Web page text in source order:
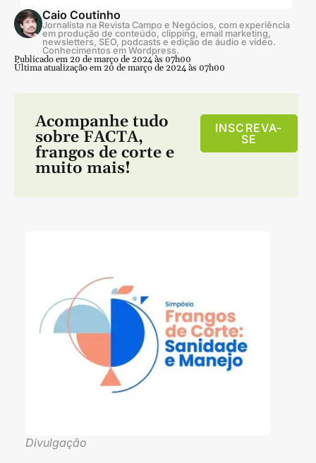
Caio Coutinho
Jornalista na Revista Campo e Negócios, com experiência
em produção de conteúdo, clipping, email marketing,
newsletters, SEO, podcasts e edição de áudio e vídeo.
Conhecimentos em Wordpress.
Publicado em 20 de março de 2024 às 07h00
Última atualização em 20 de março de 2024 às 07h00
Acompanhe tudo
sobre FACTA,
frangos de corte e
muito mais!
INSCREVA-
SE
Divulgação